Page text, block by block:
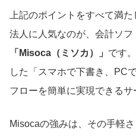
上記のポイントをすべて満
法人に人気なのが、会計ソ
「Misoca（ミソカ）」 です
した「スマホで下書き、PC
フローを簡単に実現できるサ
Misocaの強みは、その手軽